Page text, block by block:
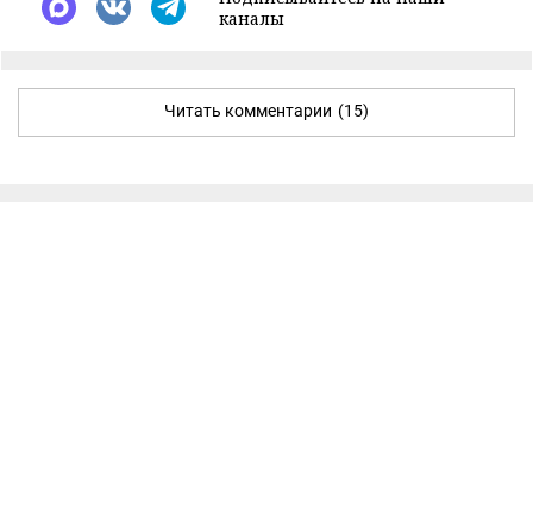
каналы
Читать комментарии (15)